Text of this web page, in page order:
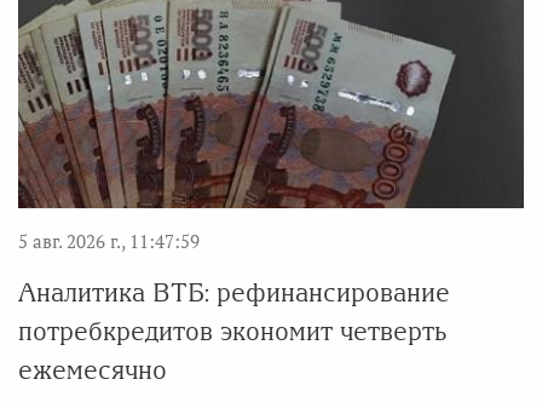
5 авг. 2026 г., 11:47:59
Аналитика ВТБ: рефинансирование
потребкредитов экономит четверть
ежемесячно